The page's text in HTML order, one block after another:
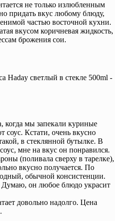
не только излюбленным
придать вкус любому блюду,
частью восточной кухни.
вкусом коричневая жидкость,
брожения сои.
Haday светлый в стекле 500ml -
когда мы запекали куриные
Кстати, очень вкусно
в стеклянной бутылке. В
мне на вкус он понравился.
(поливала сверху в тарелке),
вкусно получается. По
обычной консистенции.
Думаю, он любое блюдо украсит
довольно надолго. Цена